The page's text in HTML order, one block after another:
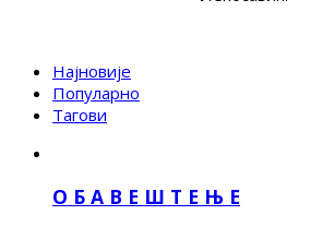
Најновије
Популарно
Тагови
О Б А В Е Ш Т Е Њ Е